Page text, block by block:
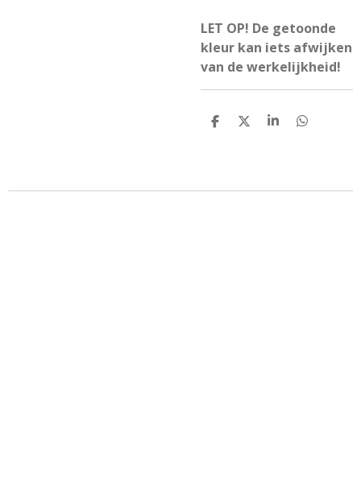
LET OP! De getoonde
kleur kan iets afwijken
van de werkelijkheid!
D
D
S
D